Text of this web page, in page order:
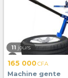
11 jours
165 000CFA
Machine gente